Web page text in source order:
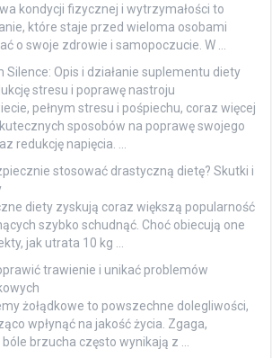
kondycji fizycznej i wytrzymałości to
które staje przed wieloma osobami
o swoje zdrowie i samopoczucie. W …
Silence: Opis i działanie suplementu diety
stresu i poprawę nastroju
pełnym stresu i pośpiechu, coraz więcej
sposobów na poprawę swojego
redukcję napięcia. …
stosować drastyczną dietę? Skutki i
diety zyskują coraz większą popularność
szybko schudnąć. Choć obiecują one
jak utrata 10 kg …
trawienie i unikać problemów
żołądkowe to powszechne dolegliwości,
wpłynąć na jakość życia. Zgaga,
brzucha często wynikają z …